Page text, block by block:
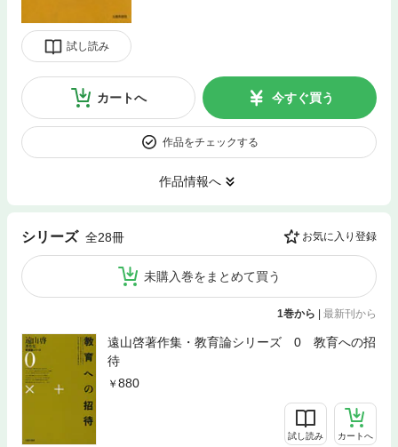
試し読み
カートへ 今すぐ買う
作品をチェックする
作品情報へ
シリーズ 全28冊 お気に入り登録
未購入巻をまとめて買う
1巻から 最新刊から
遠山啓著作集・教育論シリーズ 0 教育への招
待
880
試し読み カートへ